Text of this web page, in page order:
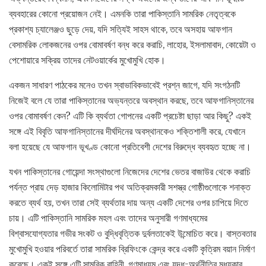
ব্যবহারের কোনো প্রয়োজন নেই। এমনকি তারা পাকিস্তানি সামরিক নেতৃত্বকে
প্রকাশ্য চ্যালেঞ্জও ছুড়ে দেয়, যদি সত্যিই সাহস থাকে, তবে অসহায় আফগান
বেসামরিক লোকজনের ওপর বোমাবর্ষণ বন্ধ করে করাচি, লাহোর, ইসলামাবাদ, কোয়েটা ও
পেশোয়ারে সক্রিয় তাদের নেটওয়ার্কের মুখোমুখি হোক।
একজন সাধারণ পাঠকের মনেও তখন স্বাভাবিকভাবেই প্রশ্ন জাগে, যদি সংগঠনটি
নিজেই বলে যে তারা পাকিস্তানের অভ্যন্তরে অবস্থান করছে, তবে আফগানিস্তানের
ওপর বোমাবর্ষণ কেন? এটি কি ব্যর্থতা গোপনের একটি প্রচেষ্টা ছাড়া আর কিছু? একই
সঙ্গে এই বিবৃতি আফগানিস্তানের দীর্ঘদিনের অবস্থানকেও শক্তিশালী করে, যেখানে
বলা হয়েছে যে আফগান ভূখণ্ড কোনো প্রতিবেশী দেশের বিরুদ্ধে ব্যবহৃত হচ্ছে না।
যখন পাকিস্তানের গোয়েন্দা সংস্থাগুলো নিজেদের দেশের ভেতর বাজাউর থেকে করাচি
পর্যন্ত প্রায় দেড় হাজার কিলোমিটার পথ অতিক্রমকারী সশস্ত্র গোষ্ঠীগুলোকে শনাক্ত
করতে ব্যর্থ হয়, তখন তারা সেই ব্যর্থতার দায় অন্য একটি দেশের ওপর চাপিয়ে দিতে
চায়। এটি পাকিস্তানি সামরিক মহল এবং তাদের অনুসারী গণমাধ্যমের
বিশ্বাসযোগ্যতার গভীর সংকট ও বুদ্ধিবৃত্তিক দুর্বলতাকেই উন্মোচিত করে। বাস্তবতার
মুখোমুখি হওয়ার পরিবর্তে তারা সামরিক ব্রিফিংকে কেন্দ্র করে একটি কৃত্রিম বয়ান নির্মাণ